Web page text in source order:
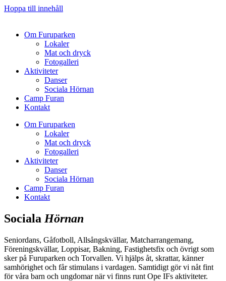
Hoppa till innehåll
Om Furuparken
Lokaler
Mat och dryck
Fotogalleri
Aktiviteter
Danser
Sociala Hörnan
Camp Furan
Kontakt
Om Furuparken
Lokaler
Mat och dryck
Fotogalleri
Aktiviteter
Danser
Sociala Hörnan
Camp Furan
Kontakt
Sociala Hörnan
Seniordans, Gåfotboll, Allsångskvällar, Matcharrangemang,
Föreningskvällar, Loppisar, Bakning, Fastighetsfix och övrigt som
sker på Furuparken och Torvallen. Vi hjälps åt, skrattar, känner
samhörighet och får stimulans i vardagen. Samtidigt gör vi nåt fint
för våra barn och ungdomar när vi finns runt Ope IFs aktiviteter.